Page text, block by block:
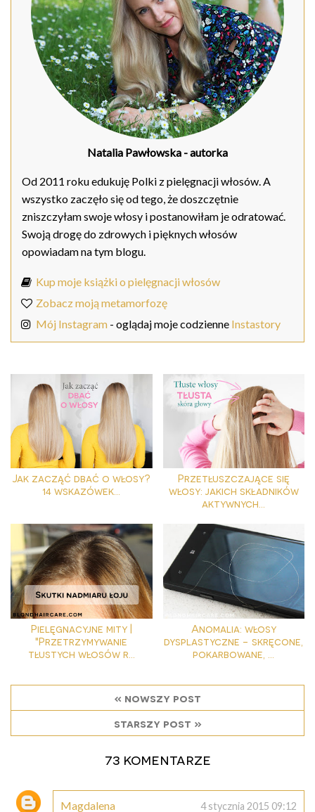
Natalia Pawłowska - autorka
Od 2011 roku edukuję Polki z pielęgnacji włosów. A
wszystko zaczęło się od tego, że doszczętnie
zniszczyłam swoje włosy i postanowiłam je odratować.
Swoją drogę do zdrowych i pięknych włosów
opowiadam na tym blogu.
Kup moje książki o pielęgnacji włosów
Zobacz moją metamorfozę
Mój Instagram - oglądaj moje codzienne Instastory
Jak zacząć dbać o włosy?
14 wskazówek...
Przetłuszczające się
włosy: jakich składników
aktywnych...
Pielęgnacyjne mity |
"Przetrzymywanie
tłustych włosów r...
Anomalia: włosy
dysplastyczne - skręcone,
pokarbowane, ...
« nowszy post
starszy post »
73 komentarze
Magdalena 4 stycznia 2015 09:12